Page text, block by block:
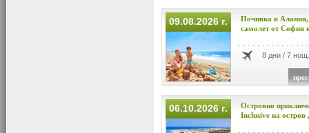
09.08.2026 г.
Почивка в Алания,
самолет от София
8 дни / 7 нощ.
06.10.2026 г.
Островно
Inclusive на